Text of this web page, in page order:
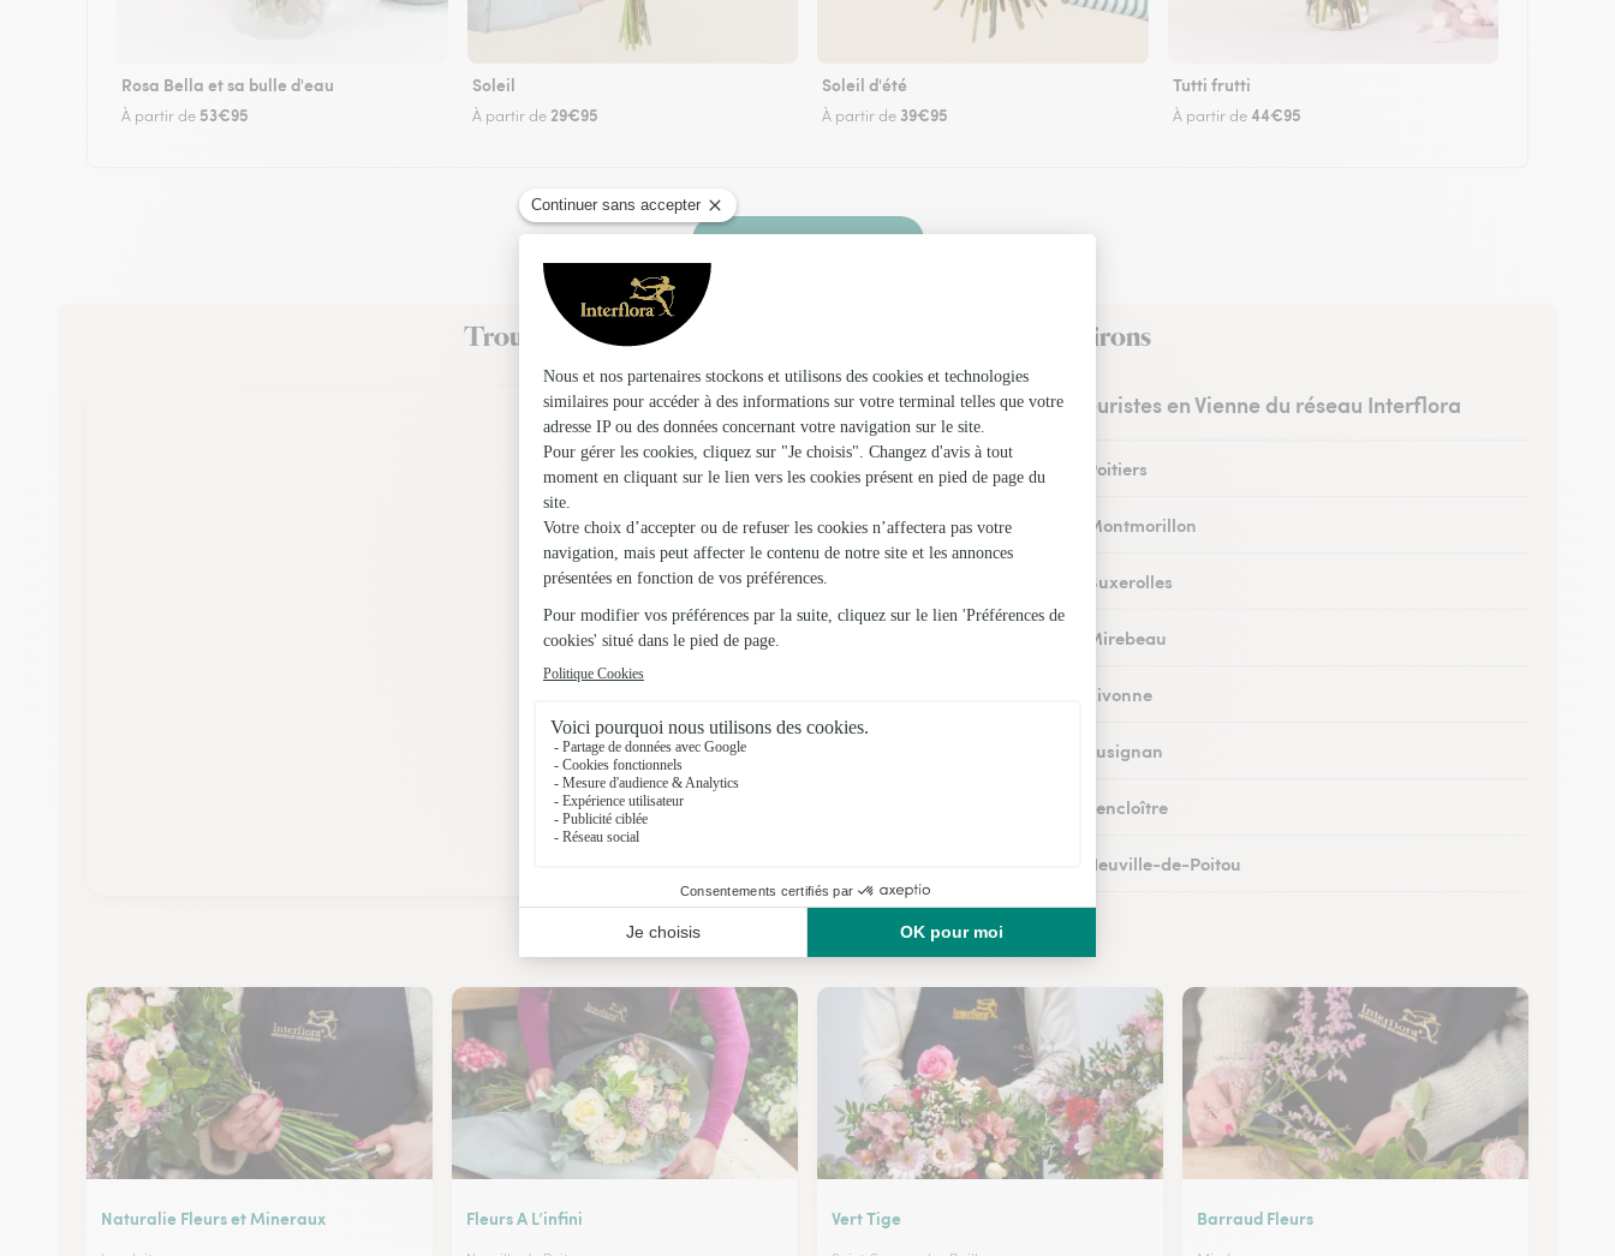
Rosa Bella et sa bulle d'eau
À partir de 53€95
Soleil
À partir de 29€95
Soleil d'été
À partir de 39€95
Tutti frutti
À partir de44€95
Faire livrer des fleurs
Trouvez un fleuriste Interflora à Ouzilly et dans ses environs
Les fleuristes en Vienne du réseau Interflora
Fleuristes à Poitiers
Fleuristes à Montmorillon
Fleuristes à Buxerolles
Fleuristes à Mirebeau
Fleuristes à Vivonne
Fleuristes à Lusignan
Fleuristes à Lencloître
Fleuristes à Neuville-de-Poitou
Nos fleuristes à Ouzilly
Naturalie Fleurs et Mineraux Fleurs A L’infini Vert Tige Barraud Fleurs